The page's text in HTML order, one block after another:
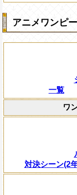
アニメワンピ
一覧
ワ
対決シーン(2